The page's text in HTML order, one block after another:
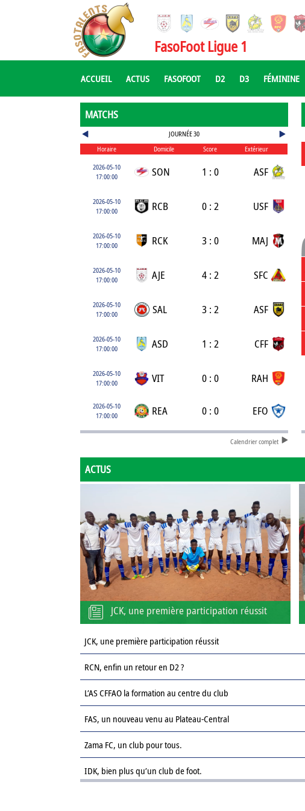
FasoFoot Ligue 1
ACCUEIL ACTUS FASOFOOT D2 D3 FÉMININE
MATCHS
JOURNÉE 30
Horaire
Domicile Score
Extérieur
2026-05-10
17:00:00
SON 1 : 0 ASF
2026-05-10
17:00:00
RCB 0 : 2 USF
2026-05-10
17:00:00
RCK 3 : 0 MAJ
2026-05-10
17:00:00
AJE 4 : 2 SFC
2026-05-10
17:00:00
SAL 3 : 2 ASF
2026-05-10
17:00:00
ASD 1 : 2 CFF
2026-05-10
17:00:00
VIT 0 : 0 RAH
2026-05-10
17:00:00
REA 0 : 0 EFO
Calendrier complet
ACTUS
JCK, une première participation réussit
JCK, une première participation réussit
RCN, enfin un retour en D2 ?
L’AS CFFAO la formation au centre du club
FAS, un nouveau venu au Plateau-Central
Zama FC, un club pour tous.
IDK, bien plus qu’un club de foot.